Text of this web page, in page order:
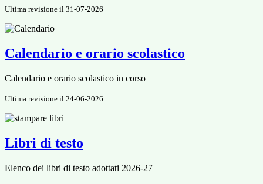
Ultima revisione il 31-07-2026
Calendario e orario scolastico
Calendario e orario scolastico in corso
Ultima revisione il 24-06-2026
Libri di testo
Elenco dei libri di testo adottati 2026-27